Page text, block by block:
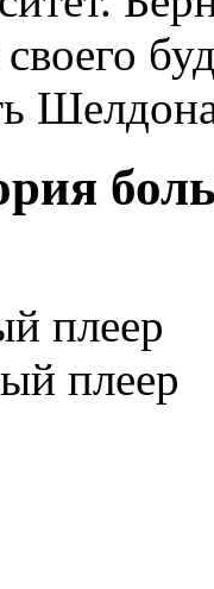
плеер
плеер